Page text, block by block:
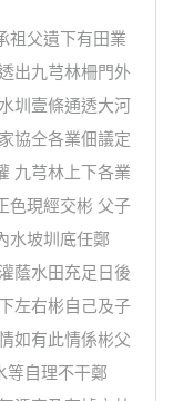
父遺下有田業
出九芎林柵門外
圳壹條通透大河
仝各業佃議定
九芎林上下各業
色現經交彬 父子
水坡圳底任鄭
水田充足日後
左右彬自己及子
如有此情係彬父
等自理不干鄭